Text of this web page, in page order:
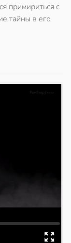
примириться с
тайны в его